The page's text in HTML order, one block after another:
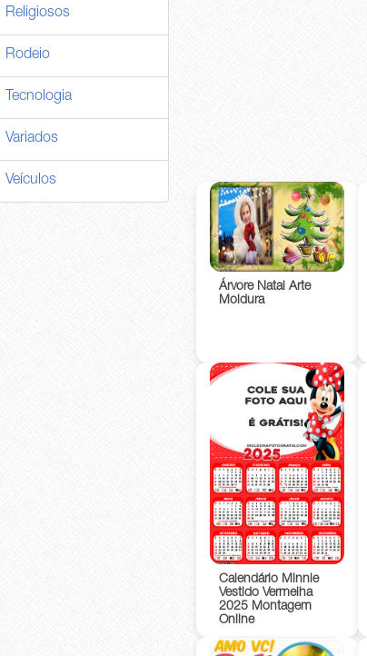
Árvore Natal Arte
Moldura
Calendário Minnie
Vestido Vermelha
2025 Montagem
Online
Religiosos
Rodeio
Tecnologia
Variados
Veículos